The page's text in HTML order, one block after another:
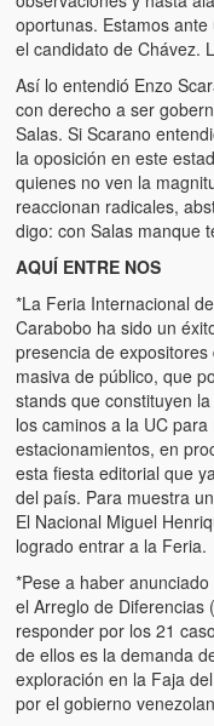
oportunas. Estamos
el candidato de Chávez.
Así lo entendió Enzo
con derecho a ser
Salas. Si Scarano
la oposición en este
quienes no ven la
reaccionan radicales,
digo: con Salas manque
AQUÍ ENTRE NOS
*La Feria Internacional
Carabobo ha sido un
presencia de
masiva de público, que
stands que constituyen
los caminos a la UC
estacionamientos, en
esta fiesta editorial que
del país. Para muestra
El Nacional Miguel
logrado entrar a la Feria.
*Pese a haber
el Arreglo de Diferencias
responder por los 21
de ellos es la demanda
exploración en la Faja
por el gobierno